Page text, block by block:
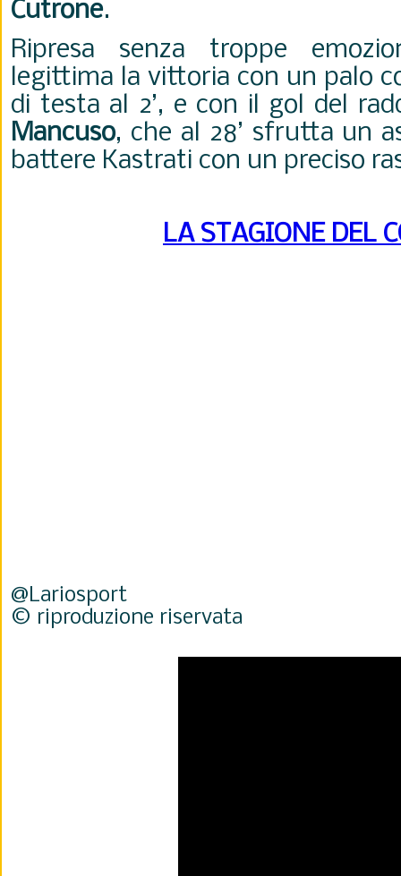
Cutrone.
Ripresa senza troppe
legittima la vittoria con un palo
di testa al 2’, e con il gol del
Mancuso, che al 28’ sfrutta un
battere Kastrati con un preciso
LA STAGIONE DEL
@Lariosport
© riproduzione riservata